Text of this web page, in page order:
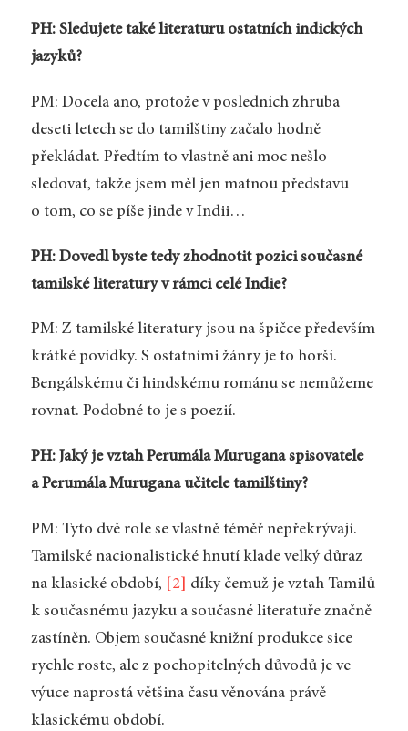
PH: Sledujete také literaturu ostatních indických
jazyků?
PM: Docela ano, protože v posledních zhruba
deseti letech se do tamilštiny začalo hodně
překládat. Předtím to vlastně ani moc nešlo
sledovat, takže jsem měl jen matnou představu
o tom, co se píše jinde v Indii…
PH: Dovedl byste tedy zhodnotit pozici současné
tamilské literatury v rámci celé Indie?
PM: Z tamilské literatury jsou na špičce především
krátké povídky. S ostatními žánry je to horší.
Bengálskému či hindskému románu se nemůžeme
rovnat. Podobné to je s poezií.
PH: Jaký je vztah Perumála Murugana spisovatele
a Perumála Murugana učitele tamilštiny?
PM: Tyto dvě role se vlastně téměř nepřekrývají.
Tamilské nacionalistické hnutí klade velký důraz
na klasické období,
[2]
díky čemuž je vztah Tamilů
k současnému jazyku a současné literatuře značně
zastíněn. Objem současné knižní produkce sice
rychle roste, ale z pochopitelných důvodů je ve
výuce naprostá většina času věnována právě
klasickému období.